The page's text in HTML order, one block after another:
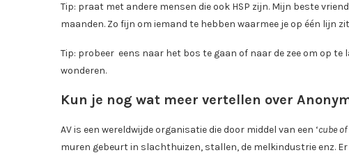
Tip: praat met andere mensen die ook HSP zijn. Mijn beste
maanden. Zo fijn om iemand te hebben waarmee je op één lijn
Tip: probeer eens naar het bos te gaan of naar de zee om op
wonderen.
Kun je nog wat meer vertellen over
AV is een wereldwijde organisatie die door middel van een ‘cube
muren gebeurt in slachthuizen, stallen, de melkindustrie enz.